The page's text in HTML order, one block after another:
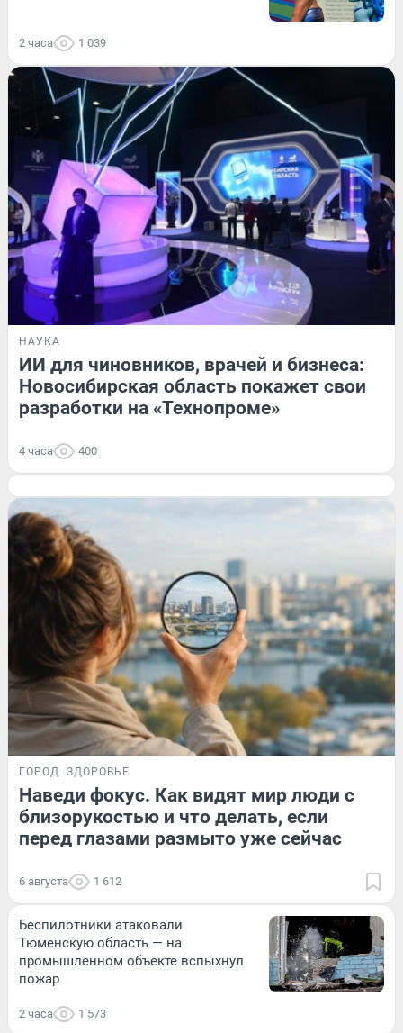
2 часа 1 039
НАУКА
ИИ для чиновников, врачей и бизнеса:
Новосибирская область покажет свои
разработки на «Технопроме»
4 часа 400
ГОРОД ЗДОРОВЬЕ
Наведи фокус. Как видят мир люди с
близорукостью и что делать, если
перед глазами размыто уже сейчас
6 августа 1 612
Беспилотники атаковали
Тюменскую область — на
промышленном объекте вспыхнул
пожар
2 часа 1 573